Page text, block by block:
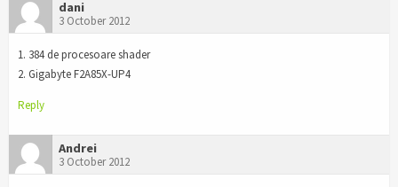
dani
3 October 2012
1. 384 de procesoare shader
2. Gigabyte F2A85X-UP4
Reply
Andrei
3 October 2012